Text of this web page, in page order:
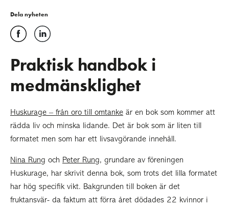
Dela nyheten
Praktisk handbok i
medmänsklighet
Huskurage – från oro till omtanke är en bok som kommer att
rädda liv och minska lidande. Det är bok som är liten till
formatet men som har ett livsavgörande innehåll.
Nina Rung och Peter Rung, grundare av föreningen
Huskurage, har skrivit denna bok, som trots det lilla formatet
har hög specifik vikt. Bakgrunden till boken är det
fruktansvär- da faktum att förra året dödades 22 kvinnor i